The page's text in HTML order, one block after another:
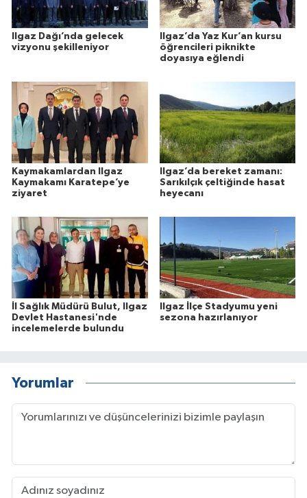
Ilgaz Dağı’nda gelecek
vizyonu şekilleniyor
Ilgaz’da Yaz Kur’an kursu
öğrencileri piknikte
doyasıya eğlendi
Kaymakamlardan Ilgaz
Kaymakamı Karatepe’ye
ziyaret
Ilgaz’da bereket zamanı:
Sarıkılçık çeltiğinde hasat
heyecanı
İl Sağlık Müdürü Bulut, Ilgaz
Devlet Hastanesi'nde
incelemelerde bulundu
Ilgaz İlçe Stadyumu yeni
sezona hazırlanıyor
Yorumlar